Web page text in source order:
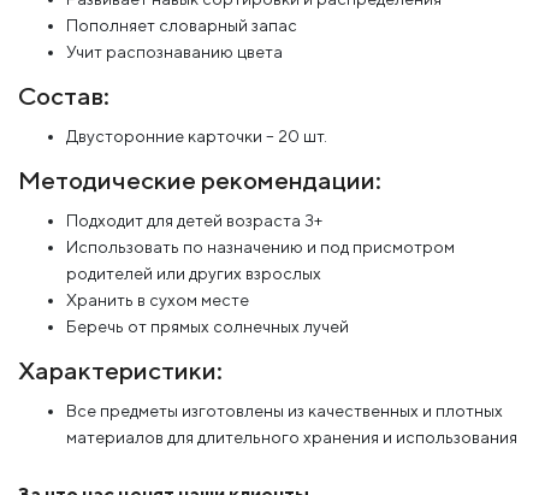
Пополняет словарный запас
Учит распознаванию цвета
Состав:
Двусторонние карточки – 20 шт.
Методические рекомендации:
Подходит для детей возраста 3+
Использовать по назначению и под присмотром
родителей или других взрослых
Хранить в сухом месте
Беречь от прямых солнечных лучей
Характеристики:
Все предметы изготовлены из качественных и плотных
материалов для длительного хранения и использования